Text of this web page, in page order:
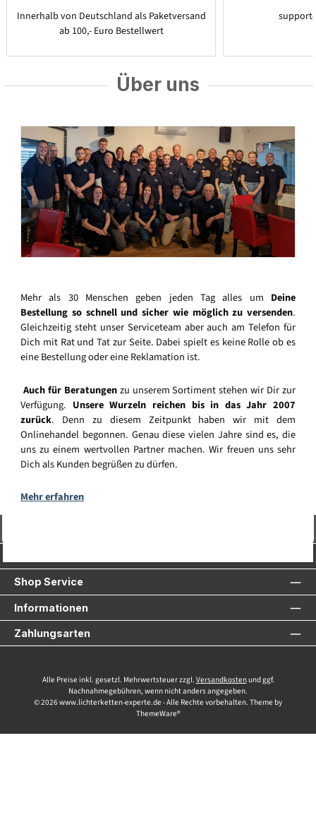
Innerhalb von Deutschland als Paketversand
ab 100,- Euro Bestellwert
Über uns
Mehr als 30 Menschen geben jeden Tag alles um Deine
Bestellung so schnell und sicher wie möglich zu versenden.
Gleichzeitig steht unser Serviceteam aber auch am Telefon für
Dich mit Rat und Tat zur Seite. Dabei spielt es keine Rolle ob es
eine Bestellung oder eine Reklamation ist.
Auch für Beratungenzu unserem Sortiment stehen wir Dir zur
Verfügung. Unsere Wurzeln reichen bis in das Jahr 2007
zurück. Denn zu diesem Zeitpunkt haben wir mit dem
Onlinehandel begonnen. Genau diese vielen Jahre sind es, die
uns zu einem wertvollen Partner machen. Wir freuen uns sehr
Dich als Kunden begrüßen zu dürfen.
Mehr erfahren
Shop Service
Informationen
Zahlungsarten
Alle Preise inkl. gesetzl. Mehrwertsteuer zzgl. Versandkostenund ggf.
Nachnahmegebühren, wenn nicht anders angegeben.
© 2026 www.lichterketten-experte.de - Alle Rechte vorbehalten. Theme by
ThemeWare®